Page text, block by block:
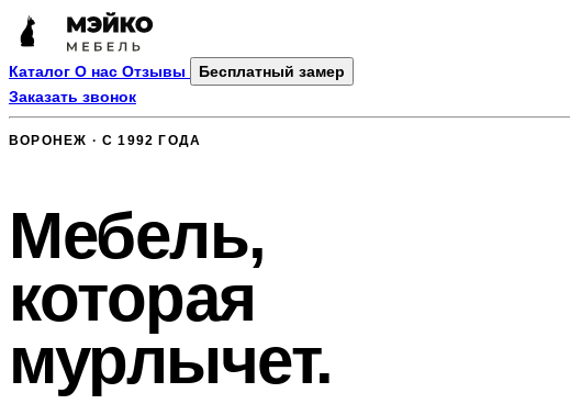
Каталог О нас Отзывы
Бесплатный замер
Заказать звонок
ВОРОНЕЖ · С 1992 ГОДА
Мебель,
которая
мурлычет.